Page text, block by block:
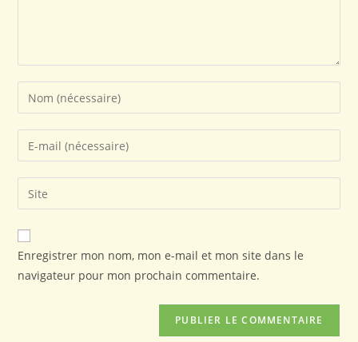
Enregistrer mon nom, mon e-mail et mon site dans le
navigateur pour mon prochain commentaire.